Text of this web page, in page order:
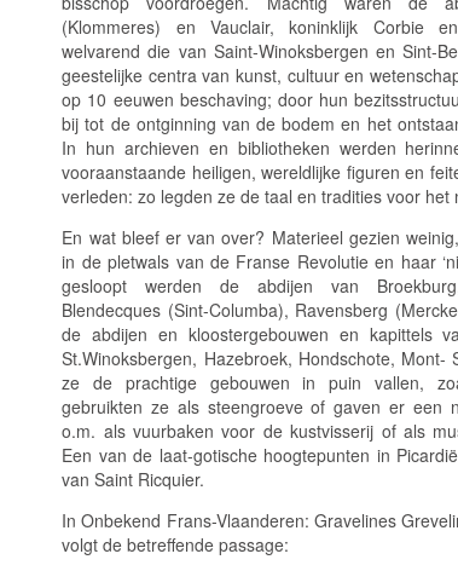
(Klommeres) en Vauclair, koninklijk Corbie en
welvarend die van Saint-Winoksbergen en Sint-
geestelijke centra van kunst, cultuur en
op 10 eeuwen beschaving; door hun
bij tot de ontginning van de bodem en het
In hun archieven en bibliotheken werden
vooraanstaande heiligen, wereldlijke figuren en
verleden: zo legden ze de taal en tradities voor het
En wat bleef er van over? Materieel gezien
in de pletwals van de Franse Revolutie en haar
gesloopt werden de abdijen van
Blendecques (Sint-Columba), Ravensberg
de abdijen en kloostergebouwen en kapittels
St.Winoksbergen, Hazebroek, Hondschote, Mont-
ze de prachtige gebouwen in puin vallen,
gebruikten ze als steengroeve of gaven er een
o.m. als vuurbaken voor de kustvisserij of als
Een van de laat-gotische hoogtepunten in
van Saint Ricquier.
In Onbekend Frans-Vlaanderen: Gravelines
volgt de betreffende passage: